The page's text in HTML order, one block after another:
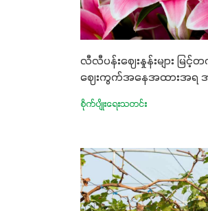
လီလီပန်းဈေးနှုန်းများ မ
ဈေးကွက်အနေအထားအရ
စိုက်ပျိုးရေးသတင်း